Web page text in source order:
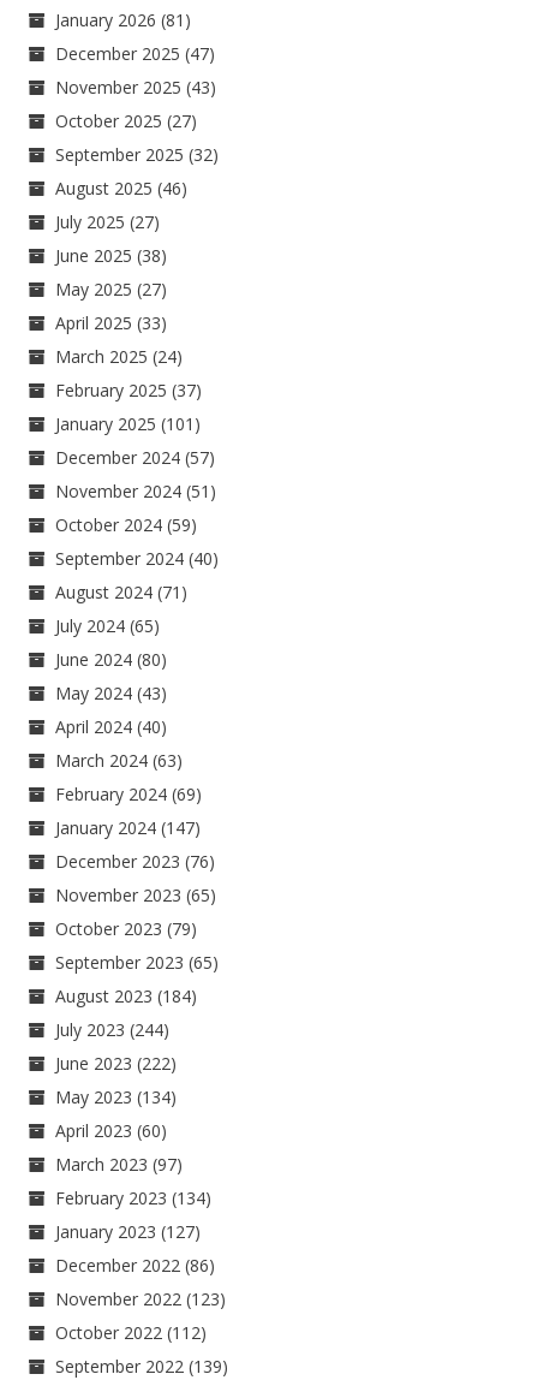
January 2026 (81)
December 2025 (47)
November 2025 (43)
October 2025 (27)
September 2025 (32)
August 2025 (46)
July 2025 (27)
June 2025 (38)
May 2025 (27)
April 2025 (33)
March 2025 (24)
February 2025 (37)
January 2025 (101)
December 2024 (57)
November 2024 (51)
October 2024 (59)
September 2024 (40)
August 2024 (71)
July 2024 (65)
June 2024 (80)
May 2024 (43)
April 2024 (40)
March 2024 (63)
February 2024 (69)
January 2024 (147)
December 2023 (76)
November 2023 (65)
October 2023 (79)
September 2023 (65)
August 2023 (184)
July 2023 (244)
June 2023 (222)
May 2023 (134)
April 2023 (60)
March 2023 (97)
February 2023 (134)
January 2023 (127)
December 2022 (86)
November 2022 (123)
October 2022 (112)
September 2022 (139)